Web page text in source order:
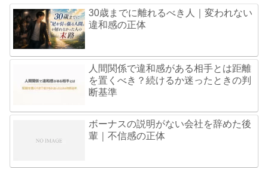
30歳までに離れるべき人｜変われない
違和感の正体
人間関係で違和感がある相手とは距離
を置くべき？続けるか迷ったときの判
断基準
ボーナスの説明がない会社を辞めた後
輩｜不信感の正体